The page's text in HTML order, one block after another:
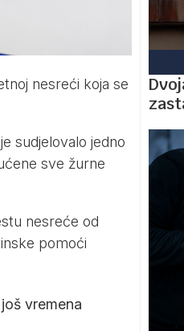
nesreći koja se
sudjelovalo jedno
sve žurne
nesreće od
pomoći
vremena